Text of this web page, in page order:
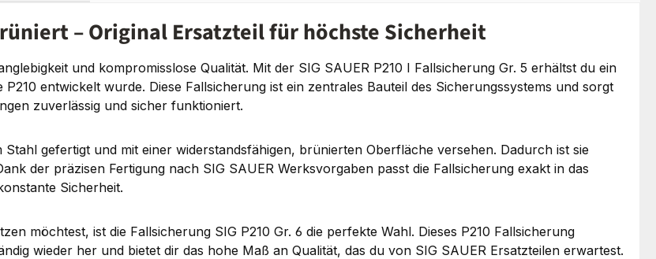
– Original Ersatzteil für höchste Sicherheit
und kompromisslose Qualität. Mit der SIG SAUER P210 I Fallsicherung Gr. 5 erhältst du ein
entwickelt wurde. Diese Fallsicherung ist ein zentrales Bauteil des Sicherungssystems und sorgt
zuverlässig und sicher funktioniert.
gefertigt und mit einer widerstandsfähigen, brünierten Oberfläche versehen. Dadurch ist sie
der präzisen Fertigung nach SIG SAUER Werksvorgaben passt die Fallsicherung exakt in das
Sicherheit.
möchtest, ist die Fallsicherung SIG P210 Gr. 6 die perfekte Wahl. Dieses P210 Fallsicherung
wieder her und bietet dir das hohe Maß an Qualität, das du von SIG SAUER Ersatzteilen erwartest.